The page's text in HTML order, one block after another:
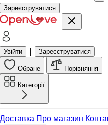
Зареєструватися
Увійти | Зареєструватися
Обране Порівняння
Категорії
Доставка Про магазин